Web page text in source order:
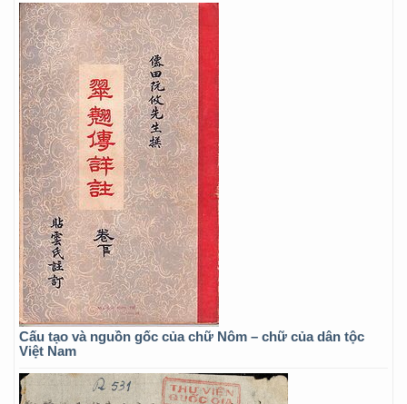
Cấu tạo và nguồn gốc của chữ Nôm – chữ của dân tộc
Việt Nam